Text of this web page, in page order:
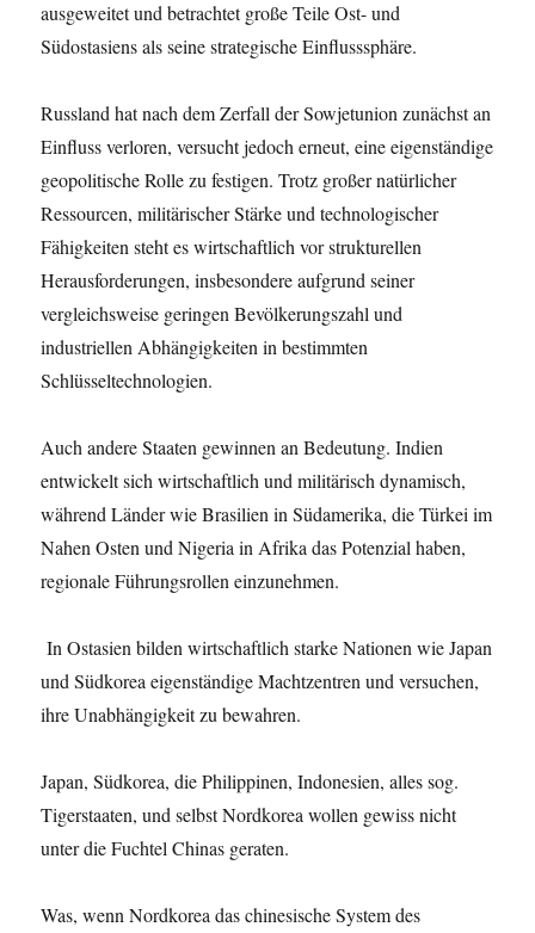
ausgeweitet und betrachtet große Teile Ost- und
Südostasiens als seine strategische Einflusssphäre.
Russland hat nach dem Zerfall der Sowjetunion zunächst an
Einfluss verloren, versucht jedoch erneut, eine eigenständige
geopolitische Rolle zu festigen. Trotz großer natürlicher
Ressourcen, militärischer Stärke und technologischer
Fähigkeiten steht es wirtschaftlich vor strukturellen
Herausforderungen, insbesondere aufgrund seiner
vergleichsweise geringen Bevölkerungszahl und
industriellen Abhängigkeiten in bestimmten
Schlüsseltechnologien.
Auch andere Staaten gewinnen an Bedeutung. Indien
entwickelt sich wirtschaftlich und militärisch dynamisch,
während Länder wie Brasilien in Südamerika, die Türkei im
Nahen Osten und Nigeria in Afrika das Potenzial haben,
regionale Führungsrollen einzunehmen.
In Ostasien bilden wirtschaftlich starke Nationen wie Japan
und Südkorea eigenständige Machtzentren und versuchen,
ihre Unabhängigkeit zu bewahren.
Japan, Südkorea, die Philippinen, Indonesien, alles sog.
Tigerstaaten, und selbst Nordkorea wollen gewiss nicht
unter die Fuchtel Chinas geraten.
Was, wenn Nordkorea das chinesische System des